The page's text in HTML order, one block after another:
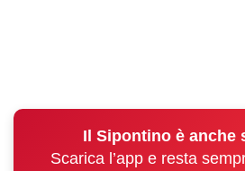
Il Sipontino è anche
Scarica l’app e resta